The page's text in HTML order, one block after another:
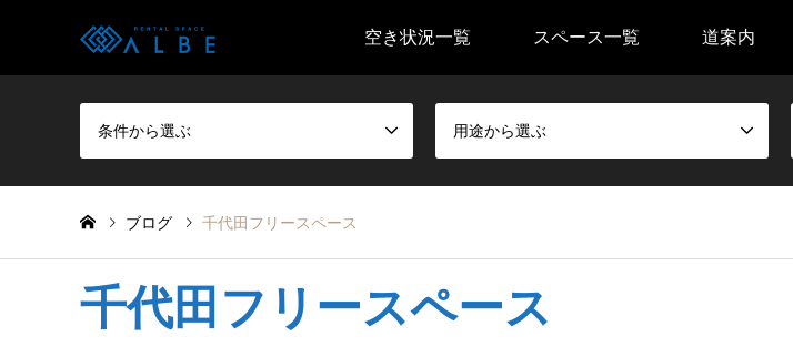
空き状況一覧 スペース一覧 道案内
条件から選ぶ 用途から選ぶ
ブログ 千代田フリースペース
千代田フリースペース